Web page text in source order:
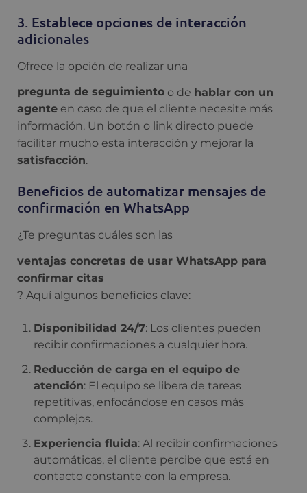
3. Establece opciones de interacción
adicionales
Ofrece la opción de realizar una
pregunta de seguimiento o de hablar con un
agente en caso de que el cliente necesite más
información. Un botón o link directo puede
facilitar mucho esta interacción y mejorar la
satisfacción.
Beneficios de automatizar mensajes de
confirmación en WhatsApp
¿Te preguntas cuáles son las
ventajas concretas de usar WhatsApp para
confirmar citas
? Aquí algunos beneficios clave:
Disponibilidad 24/7: Los clientes pueden
recibir confirmaciones a cualquier hora.
Reducción de carga en el equipo de
atención: El equipo se libera de tareas
repetitivas, enfocándose en casos más
complejos.
Experiencia fluida: Al recibir confirmaciones
automáticas, el cliente percibe que está en
contacto constante con la empresa.